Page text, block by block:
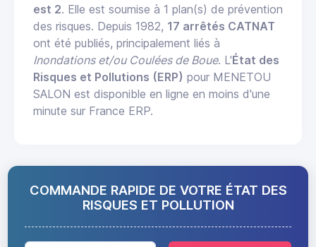
est 2. Elle est soumise à 1 plan(s) de prévention
des risques. Depuis 1982, 17 arrêtés CATNAT
ont été publiés, principalement liés à
Inondations et/ou Coulées de Boue. L'État des
Risques et Pollutions (ERP) pour MENETOU
SALON est disponible en ligne en moins d'une
minute sur France ERP.
COMMANDE RAPIDE DE VOTRE ÉTAT DES
RISQUES ET POLLUTION